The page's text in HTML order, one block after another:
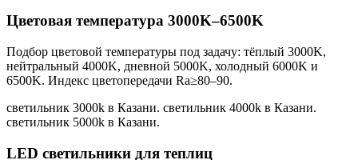
Цветовая температура 3000K–6500K
Подбор цветовой температуры под задачу: тёплый 3000K,
нейтральный 4000K, дневной 5000K, холодный 6000K и
6500K. Индекс цветопередачи Ra≥80–90.
светильник 3000k в Казани. светильник 4000k в Казани.
светильник 5000k в Казани.
LED светильники для теплиц